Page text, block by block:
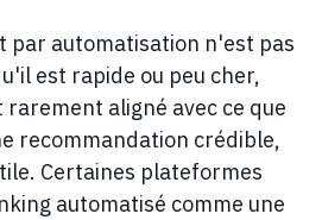
par automatisation n'est pas
est rapide ou peu cher,
aligné avec ce que
recommandation crédible,
Certaines plateformes
automatisé comme une